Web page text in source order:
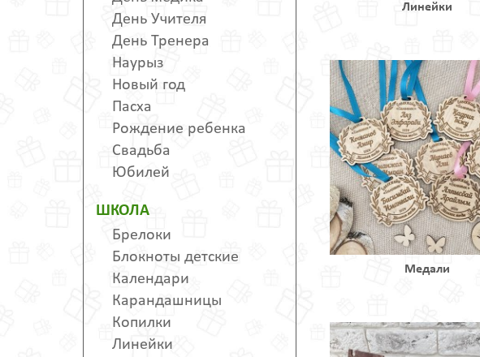
День Учителя
День Тренера
Наурыз
Новый год
Пасха
Рождение ребенка
Свадьба
Юбилей
ШКОЛА
Брелоки
Блокноты детские
Календари
Карандашницы
Копилки
Линейки
Линейки
Медали